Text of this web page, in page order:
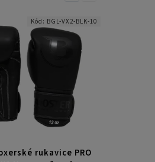
rukavice PRO
Kód: BGL-VX2-BLK-10